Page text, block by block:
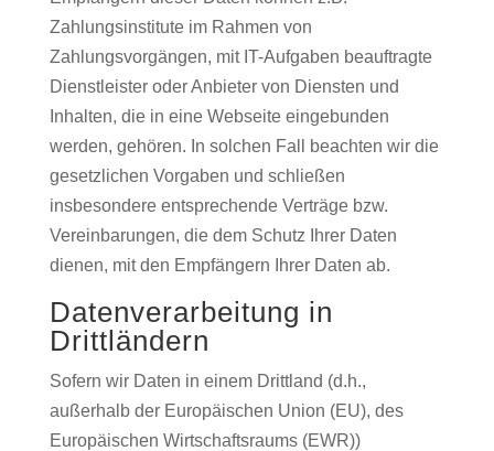
Zahlungsinstitute im Rahmen von
Zahlungsvorgängen, mit IT-Aufgaben beauftragte
Dienstleister oder Anbieter von Diensten und
Inhalten, die in eine Webseite eingebunden
werden, gehören. In solchen Fall beachten wir die
gesetzlichen Vorgaben und schließen
insbesondere entsprechende Verträge bzw.
Vereinbarungen, die dem Schutz Ihrer Daten
dienen, mit den Empfängern Ihrer Daten ab.
Datenverarbeitung in
Drittländern
Sofern wir Daten in einem Drittland (d.h.,
außerhalb der Europäischen Union (EU), des
Europäischen Wirtschaftsraums (EWR))